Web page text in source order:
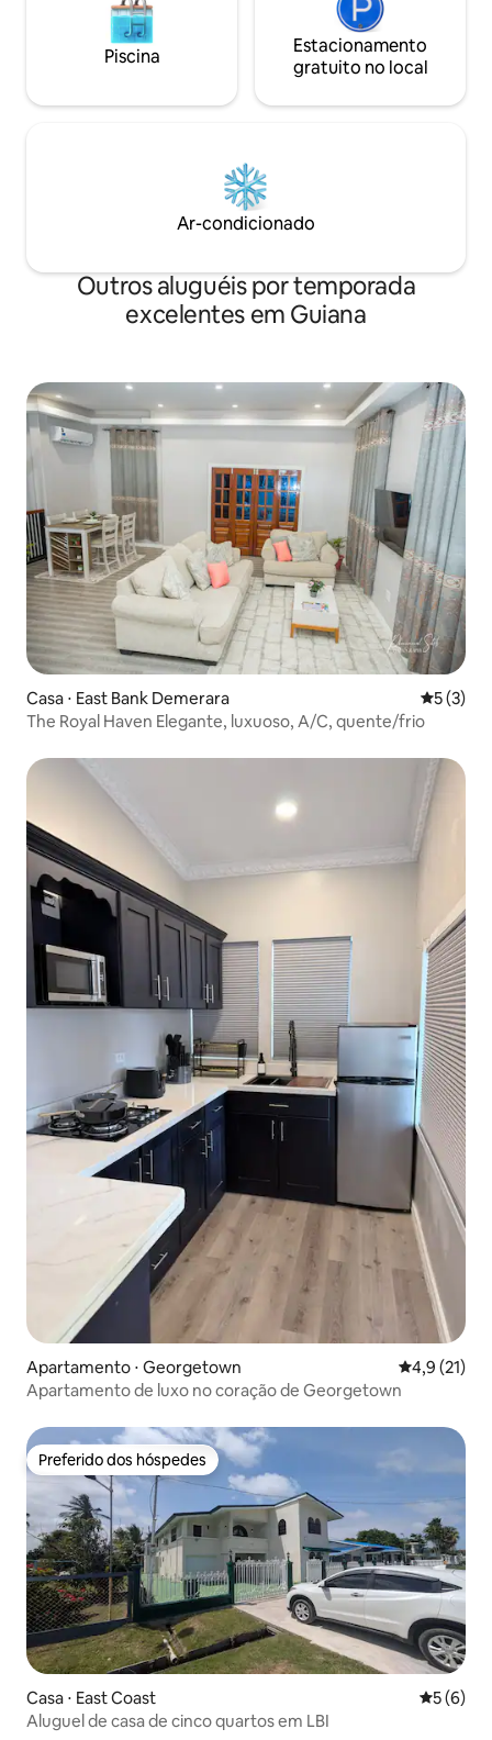
Piscina
Estacionamento
gratuito no local
Ar-condicionado
Outros aluguéis por temporada
excelentes em Guiana
Casa ⋅ East Bank Demerara 5 de
5 (3)
The Royal Haven Elegante, luxuoso, A/C, quente/frio
Apartamento ⋅ Georgetown 4,9 de uma
4,9 (21)
Apartamento de luxo no coração de Georgetown
Preferido dos hóspedes
Preferido dos hóspedes
Casa ⋅ East Coast 5 de
5 (6)
Aluguel de casa de cinco quartos em LBI